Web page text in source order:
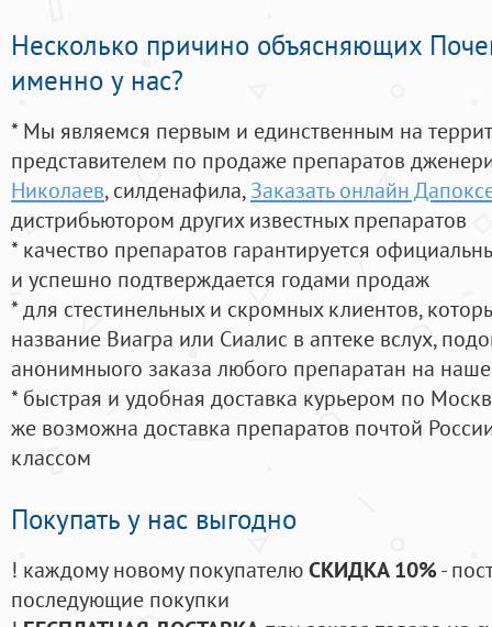
Несколько причино объясняющих
именно у нас?
* Мы являемся первым и единственным на
представителем по продаже препаратов
Николаев, силденафила, Заказать онлайн
дистрибьютором других известных препаратов
* качество препаратов гарантируется
и успешно подтверждается годами продаж
* для стестинельных и скромных клиентов,
название Виагра или Сиалис в аптеке вслух,
анонимныого заказа любого препаратан на
* быстрая и удобная доставка курьером по
же возможна доставка препаратов почтой
классом
Покупать у нас выгодно
! каждому новому покупателюСКИДКА 10%-
последующие покупки